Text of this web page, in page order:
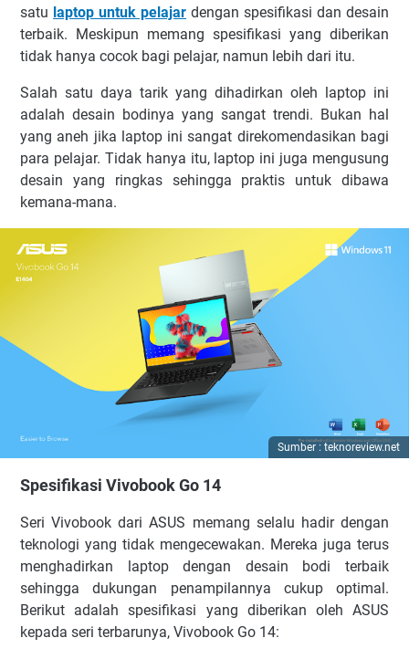
satu laptop untuk pelajar dengan spesifikasi dan desain
terbaik. Meskipun memang spesifikasi yang diberikan
tidak hanya cocok bagi pelajar, namun lebih dari itu.
Salah satu daya tarik yang dihadirkan oleh laptop ini
adalah desain bodinya yang sangat trendi. Bukan hal
yang aneh jika laptop ini sangat direkomendasikan bagi
para pelajar. Tidak hanya itu, laptop ini juga mengusung
desain yang ringkas sehingga praktis untuk dibawa
kemana-mana.
Sumber : teknoreview.net
Spesifikasi Vivobook Go 14
Seri Vivobook dari ASUS memang selalu hadir dengan
teknologi yang tidak mengecewakan. Mereka juga terus
menghadirkan laptop dengan desain bodi terbaik
sehingga dukungan penampilannya cukup optimal.
Berikut adalah spesifikasi yang diberikan oleh ASUS
kepada seri terbarunya, Vivobook Go 14: